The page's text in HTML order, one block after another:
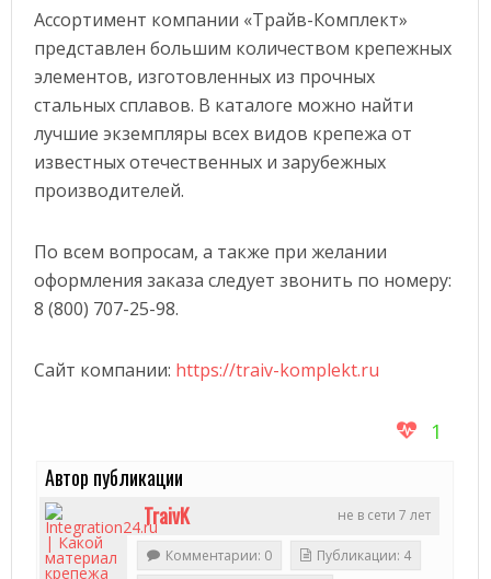
Ассортимент компании «Трайв-Комплект»
представлен большим количеством крепежных
элементов, изготовленных из прочных
стальных сплавов. В каталоге можно найти
лучшие экземпляры всех видов крепежа от
известных отечественных и зарубежных
производителей.
По всем вопросам, а также при желании
оформления заказа следует звонить по номеру:
8 (800) 707-25-98.
Сайт компании: https://traiv-komplekt.ru
1
Автор публикации
не в сети 7 лет
TraivK
Комментарии: 0
Публикации: 4